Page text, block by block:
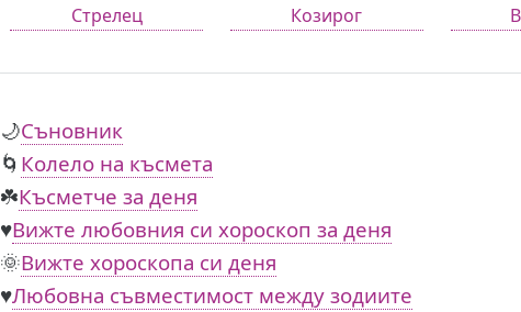
Стрелец Козирог
🌙Съновник
🌀 Колело на късмета
☘️Късметче за деня
♥️Вижте любовния си хороскоп за деня
🌞Вижте хороскопа си деня
♥️Любовна съвместимост между зодиите